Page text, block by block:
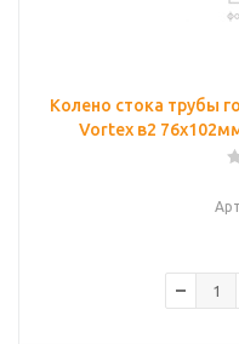
Колено стока трубы
Vortex в2